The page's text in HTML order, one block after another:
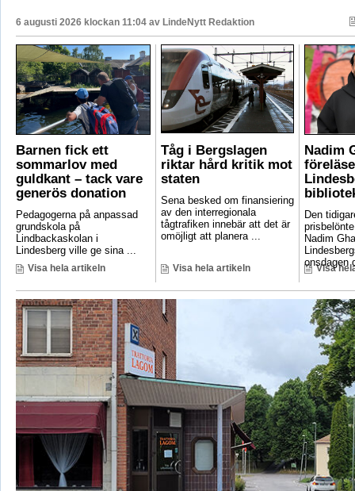
6 augusti 2026 klockan 11:04 av LindeNytt Redaktion
Barnen fick ett
sommarlov med
guldkant – tack vare
generös donation
Pedagogerna på anpassad
grundskola på
Lindbackaskolan i
Lindesberg ville ge sina ...
Visa hela artikeln
Tåg i Bergslagen
riktar hård kritik mot
staten
Sena besked om finansiering
av den interregionala
tågtrafiken innebär att det är
omöjligt att planera ...
Visa hela artikeln
Nadim
Den
Nadim
onsdagen
Visa